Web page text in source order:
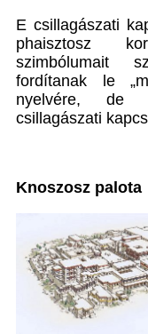
E csillagászati
phaisztosz
szimbólumait
fordítanak le
nyelvére, de
csillagászati
Knoszosz palota